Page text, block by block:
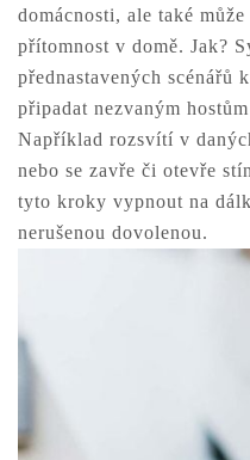
domácnosti, ale také
přítomnost v domě. Jak?
přednastavených scénářů
připadat nezvaným
Například rozsvítí v
nebo se zavře či otevře
tyto kroky vypnout na
nerušenou dovolenou.